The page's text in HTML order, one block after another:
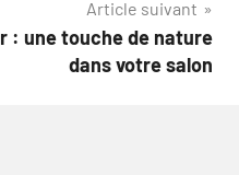
Article suivant
: une touche de nature
dans votre salon